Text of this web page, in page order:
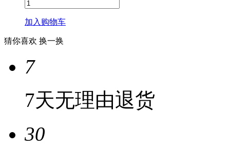
加入购物车
猜你喜欢 换一换
7
7天无理由退货
30